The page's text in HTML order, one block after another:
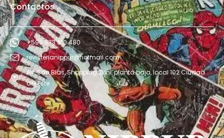
Contactos
+595 973 610 480
revisterianippur@hotmail.com
Av. San Blás, Shopping Zuni, planta baja, local 102 Ciudad
del Este